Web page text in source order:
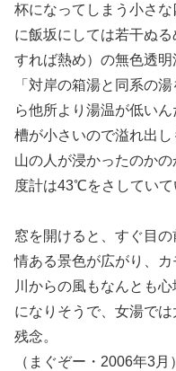
杯になってしまう小さ
に飯坂にしては若干ぬ
すれば熱め）の無色透明
「対岸の箱湯と同系の
ら他所より湯温が低い
槽が小さいので溢れ出
山の人が浸かったのか
度計は43℃をさしていて
窓を開けると、すぐ目
情ある景色が広がり、カ
川からの風もなんとも
になりそうで、女湯で
残念。
（まぐぞー・2006年3月）